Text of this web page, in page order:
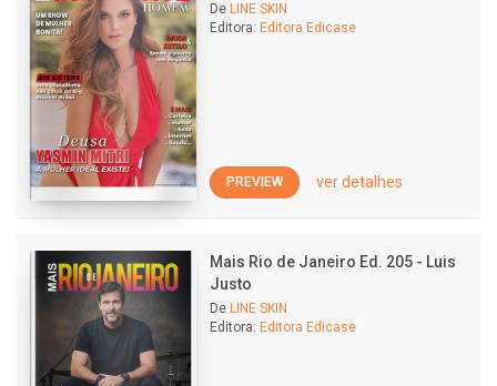
De LINE SKIN
Editora: Editora Edicase
PREVIEW ver detalhes
Mais Rio de Janeiro Ed. 205 - Luis
Justo
De LINE SKIN
Editora: Editora Edicase